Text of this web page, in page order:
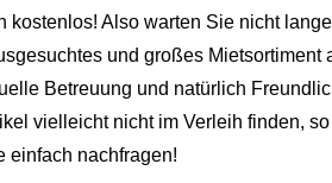
Also warten Sie nicht
und großes
Betreuung und natürlich
vielleicht nicht im Verleih finden,
einfach nachfragen!